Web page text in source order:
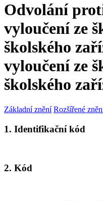
Odvolání
vyloučení ze
školského
vyloučení ze
školského
Základní znění Rozšířené
1. Identifikační kód
2. Kód